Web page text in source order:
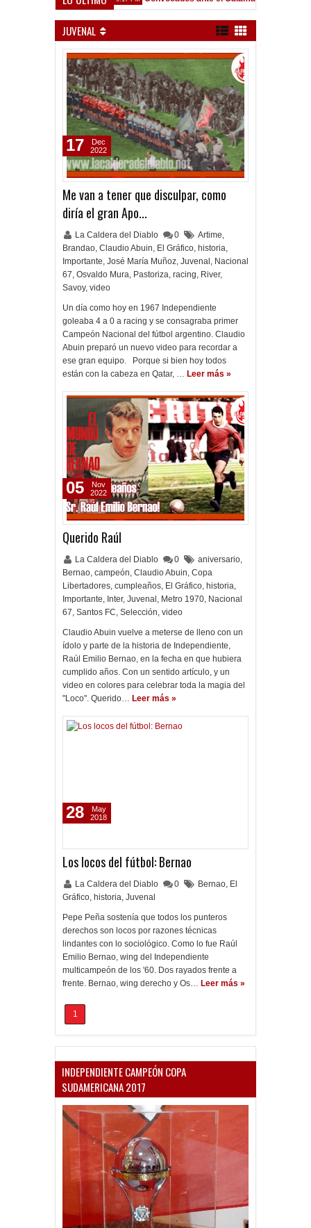
JUVENAL
Me van a tener que disculpar, como
diría el gran Apo...
La Caldera del Diablo 0 Artime,
Brandao, Claudio Abuin, El Gráfico, historia,
Importante, José María Muñoz, Juvenal , Nacional
67, Osvaldo Mura, Pastoriza, racing, River,
Savoy, video
Un día como hoy en 1967 Independiente
goleaba 4 a 0 a racing y se consagraba primer
Campeón Nacional del fútbol argentino. Claudio
Abuin preparó un nuevo video para recordar a
ese gran equipo. Porque si bien hoy todos
están con la cabeza en Qatar, … Leer más »
17
Dec
2022
Querido Raúl
La Caldera del Diablo 0 aniversario,
Bernao, campeón, Claudio Abuin, Copa
Libertadores, cumpleaños, El Gráfico, historia,
Importante, Inter, Juvenal , Metro 1970, Nacional
67, Santos FC, Selección, video
Claudio Abuin vuelve a meterse de lleno con un
ídolo y parte de la historia de Independiente,
Raúl Emilio Bernao, en la fecha en que hubiera
cumplido años. Con un sentido artículo, y un
video en colores para celebrar toda la magia del
"Loco". Querido… Leer más »
05
Nov
2022
Los locos del fútbol: Bernao
La Caldera del Diablo 0 Bernao, El
Gráfico, historia, Juvenal
Pepe Peña sostenía que todos los punteros
derechos son locos por razones técnicas
lindantes con lo sociológico. Como lo fue Raúl
Emilio Bernao, wing del Independiente
multicampeón de los '60. Dos rayados frente a
frente. Bernao, wing derecho y Os… Leer más »
28
May
2018
1
INDEPENDIENTE CAMPEÓN COPA
SUDAMERICANA 2017